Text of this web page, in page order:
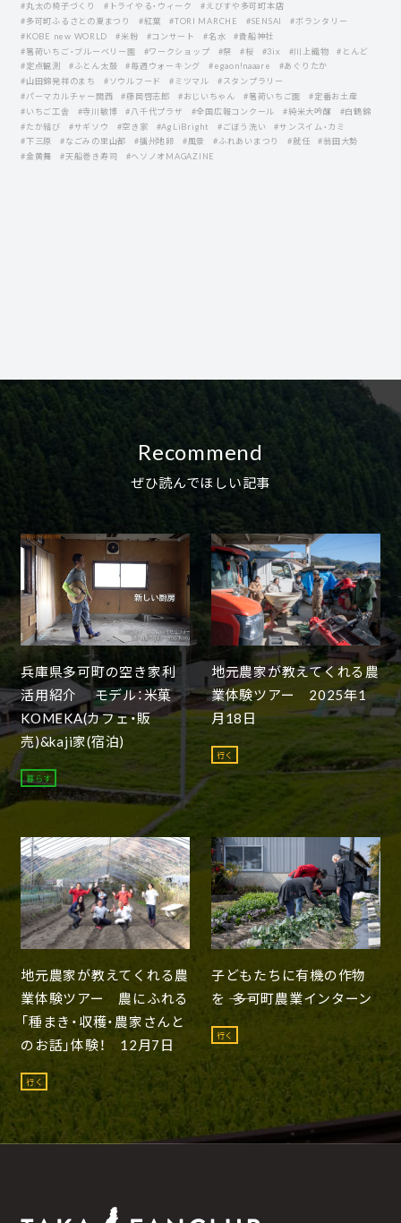
#丸太の椅子づくり
#トライやる・ウィーク
#えびすや多可町本店
#多可町ふるさとの夏まつり
#紅葉 #TORI MARCHE #SENSAI
#ボランタリー
#KOBE new WORLD
#米粉 #コンサート #名水
#貴船神社
#箸荷いちご・ブルーベリー園
#ワークショップ #祭 #桜 #3ix #川上織物
#とんど
#定点観測
#ふとん太鼓 #毎週ウォーキング #egaon!naaare
#あぐりたか
#山田錦発祥のまち
#ソウルフード #ミツマル
#スタンプラリー
#パーマカルチャー関西
#藤岡啓志郎 #おじいちゃん #箸荷いちご園
#定番お土産
#いちご工舎
#寺川敏博 #八千代プラザ #全国広報コンクール #純米大吟醸
#白鶴錦
#たか結び
#サギソウ #空き家 #AgLiBright #ごぼう洗い
#サンスイム・カミ
#下三原
#なごみの里山都 #播州地卵 #風景 #ふれあいまつり #就任
#翁田大勢
#金黄舞
#天船巻き寿司 #ヘソノオMAGAZINE
Recommend
ぜひ読んでほしい記事
兵庫県多可町の空き家利
活用紹介 モデル：米菓
KOMEKA(カフェ・販
売)&kaji家(宿泊)
暮らす
地元農家が教えてくれる農
業体験ツアー 2025年1
月18日
行く
地元農家が教えてくれる農
業体験ツアー 農にふれる
「種まき・収穫・農家さんと
のお話」体験！ 12月7日
行く
子どもたちに有機の作物
を ―― 多可町農業インターン
行く